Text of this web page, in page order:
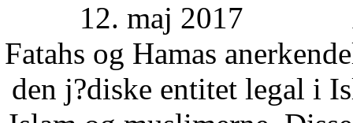
12. maj 2017
Fatahs og Hamas
den j?diske entitet legal i